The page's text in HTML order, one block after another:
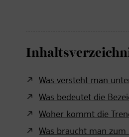
Was versteht man
Was bedeutet die
Woher kommt die
Was braucht man zum